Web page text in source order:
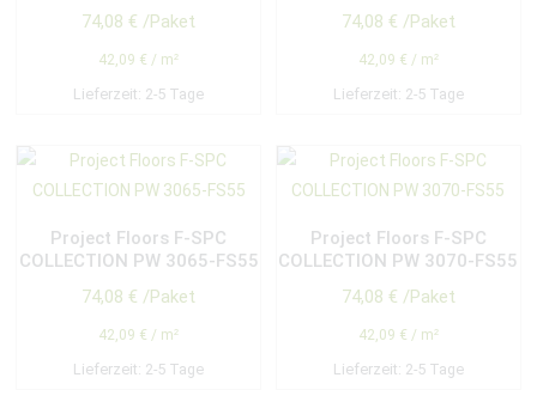
74,08€ /Paket
42,09 € / m²
Lieferzeit: 2-5 Tage
74,08 € /Paket
42,09 € / m²
Lieferzeit: 2-5 Tage
Project Floors F-SPC
COLLECTION PW 3065-FS55
74,08€ /Paket
42,09 € / m²
Lieferzeit: 2-5 Tage
Project Floors F-SPC
COLLECTION PW 3070-FS55
74,08 € /Paket
42,09 € / m²
Lieferzeit: 2-5 Tage